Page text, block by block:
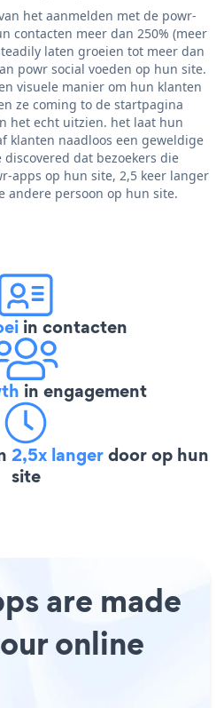
het aanmelden met de powr-
contacten meer dan 250% (meer
laten groeien tot meer dan
powr social voeden op hun site.
visuele manier om hun klanten
ze coming to de startpagina
het echt uitzien. het laat hun
klanten naadloos een geweldige
dat bezoekers die
apps op hun site, 2,5 keer langer
andere persoon op hun site.
in contacten
in engagement
2,5x langerdoor op hun
site
are made
online